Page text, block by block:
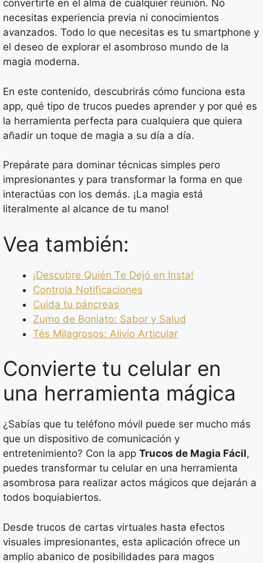
convertirte en el alma de cualquier reunión. No
necesitas experiencia previa ni conocimientos
avanzados. Todo lo que necesitas es tu smartphone y
el deseo de explorar el asombroso mundo de la
magia moderna.
En este contenido, descubrirás cómo funciona esta
app, qué tipo de trucos puedes aprender y por qué es
la herramienta perfecta para cualquiera que quiera
añadir un toque de magia a su día a día.
Prepárate para dominar técnicas simples pero
impresionantes y para transformar la forma en que
interactúas con los demás. ¡La magia está
literalmente al alcance de tu mano!
Vea también:
¡Descubre Quién Te Dejó en Insta!
Controla Notificaciones
Cuida tu páncreas
Zumo de Boniato: Sabor y Salud
Tés Milagrosos: Alivio Articular
Convierte tu celular en
una herramienta mágica
¿Sabías que tu teléfono móvil puede ser mucho más
que un dispositivo de comunicación y
entretenimiento? Con la app Trucos de Magia Fácil,
puedes transformar tu celular en una herramienta
asombrosa para realizar actos mágicos que dejarán a
todos boquiabiertos.
Desde trucos de cartas virtuales hasta efectos
visuales impresionantes, esta aplicación ofrece un
amplio abanico de posibilidades para magos